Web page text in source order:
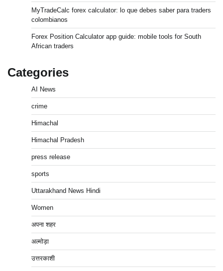
MyTradeCalc forex calculator: lo que debes saber para traders
colombianos
Forex Position Calculator app guide: mobile tools for South
African traders
Categories
AI News
crime
Himachal
Himachal Pradesh
press release
sports
Uttarakhand News Hindi
Women
अपना शहर
अल्मोड़ा
उत्तरकाशी